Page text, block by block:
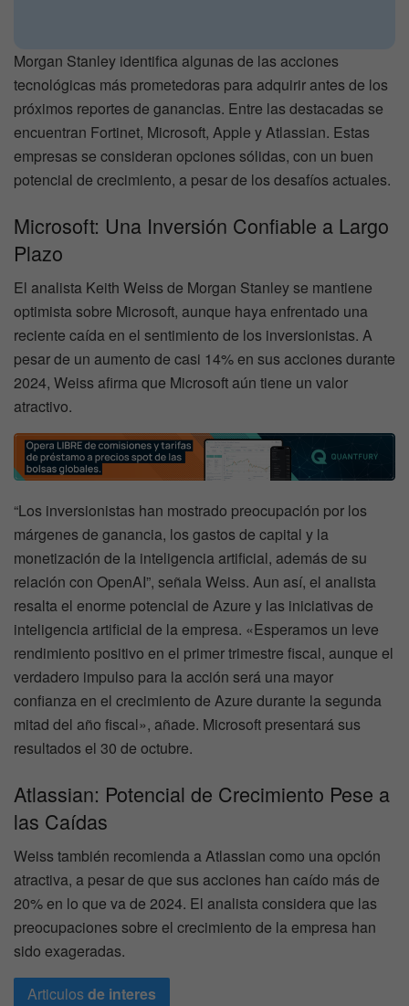
Morgan Stanley identifica algunas de las acciones
tecnológicas más prometedoras para adquirir antes de los
próximos reportes de ganancias. Entre las destacadas se
encuentran Fortinet, Microsoft, Apple y Atlassian. Estas
empresas se consideran opciones sólidas, con un buen
potencial de crecimiento, a pesar de los desafíos actuales.
Microsoft: Una Inversión Confiable a Largo
Plazo
El analista Keith Weiss de Morgan Stanley se mantiene
optimista sobre Microsoft, aunque haya enfrentado una
reciente caída en el sentimiento de los inversionistas. A
pesar de un aumento de casi 14% en sus acciones durante
2024, Weiss afirma que Microsoft aún tiene un valor
atractivo.
“Los inversionistas han mostrado preocupación por los
márgenes de ganancia, los gastos de capital y la
monetización de la inteligencia artificial, además de su
relación con OpenAI”, señala Weiss. Aun así, el analista
resalta el enorme potencial de Azure y las iniciativas de
inteligencia artificial de la empresa. «Esperamos un leve
rendimiento positivo en el primer trimestre fiscal, aunque el
verdadero impulso para la acción será una mayor
confianza en el crecimiento de Azure durante la segunda
mitad del año fiscal», añade. Microsoft presentará sus
resultados el 30 de octubre.
Atlassian: Potencial de Crecimiento Pese a
las Caídas
Weiss también recomienda a Atlassian como una opción
atractiva, a pesar de que sus acciones han caído más de
20% en lo que va de 2024. El analista considera que las
preocupaciones sobre el crecimiento de la empresa han
sido exageradas.
Articulosde interes